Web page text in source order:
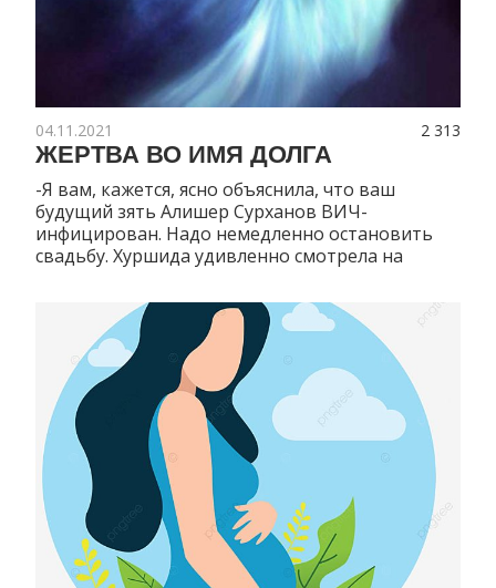
2 313
04.11.2021
ЖЕРТВА ВО ИМЯ ДОЛГА
-Я вам, кажется, ясно объяснила, что ваш
будущий зять Алишер Сурханов ВИЧ-
инфицирован. Надо немедленно остановить
свадьбу. Хуршида удивленно смотрела на